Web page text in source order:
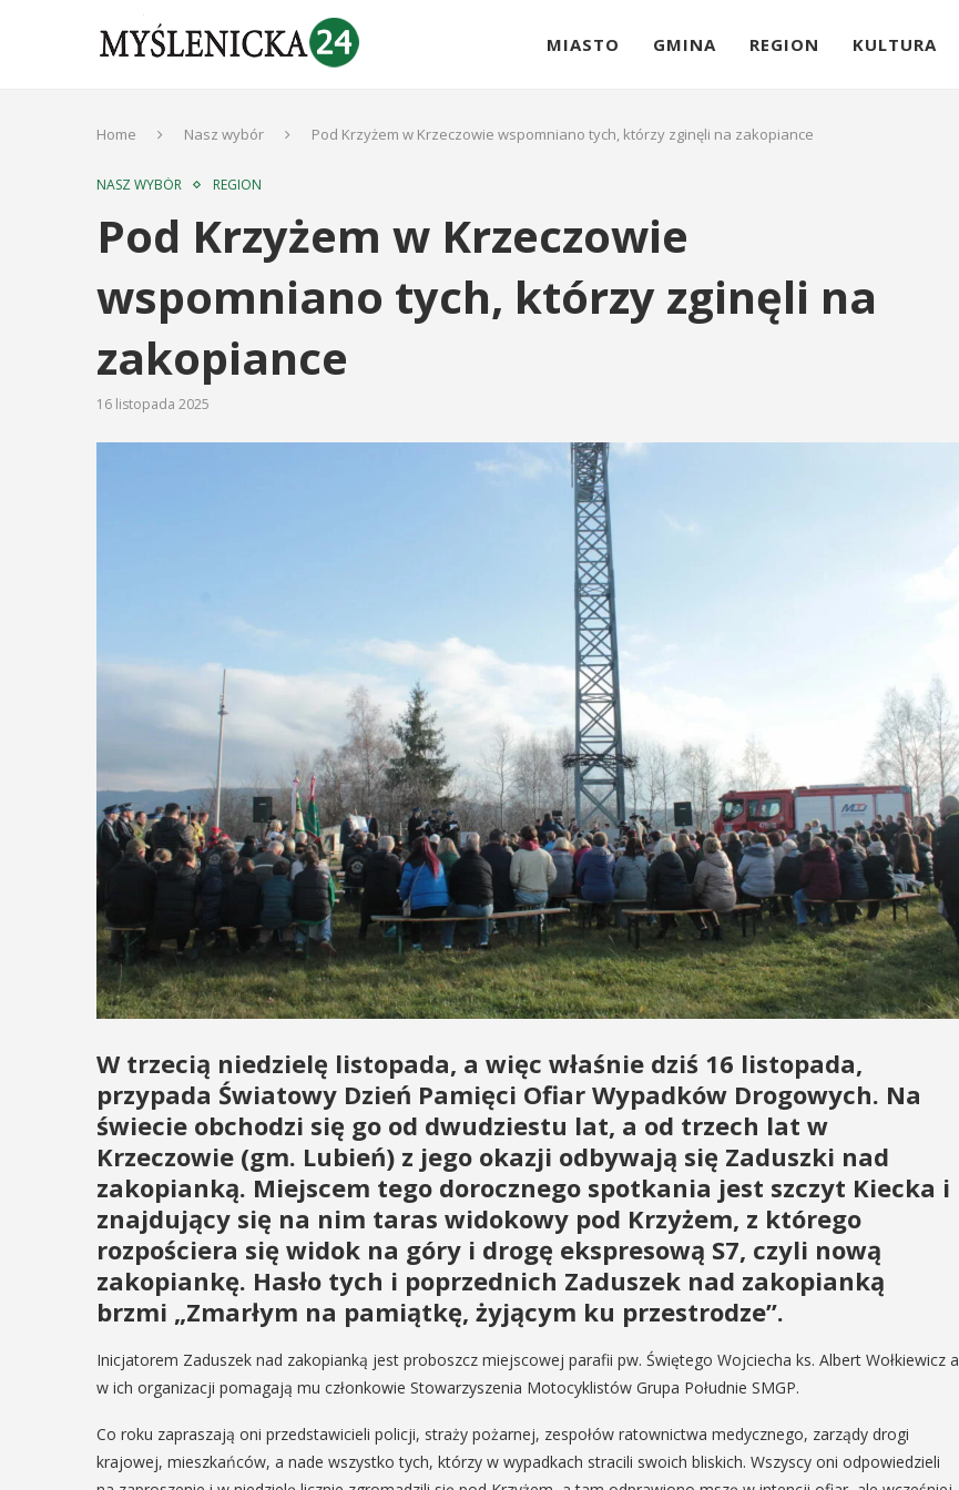
MIASTO GMINA REGION KULTURA
Home Nasz wybór Pod Krzyżem w Krzeczowie wspomniano tych, którzy zginęli na zakopiance
NASZ WYBÓR REGION
Pod Krzyżem w Krzeczowie
wspomniano tych, którzy zginęli na
zakopiance
16 listopada 2025
W trzecią niedzielę listopada, a więc właśnie dziś 16 listopada,
przypada Światowy Dzień Pamięci Ofiar Wypadków Drogowych. Na
świecie obchodzi się go od dwudziestu lat, a od trzech lat w
Krzeczowie (gm. Lubień) z jego okazji odbywają się Zaduszki nad
zakopianką. Miejscem tego dorocznego spotkania jest szczyt Kiecka i
znajdujący się na nim taras widokowy pod Krzyżem, z którego
rozpościera się widok na góry i drogę ekspresową S7, czyli nową
zakopiankę. Hasło tych i poprzednich Zaduszek nad zakopianką
brzmi „Zmarłym na pamiątkę, żyjącym ku przestrodze”.
Inicjatorem Zaduszek nad zakopianką jest proboszcz miejscowej parafii pw. Świętego Wojciecha ks. Albert Wołkiewicz a
w ich organizacji pomagają mu członkowie Stowarzyszenia Motocyklistów Grupa Południe SMGP.
Co roku zapraszają oni przedstawicieli policji, straży pożarnej, zespołów ratownictwa medycznego, zarządy drogi
krajowej, mieszkańców, a nade wszystko tych, którzy w wypadkach stracili swoich bliskich. Wszyscy oni odpowiedzieli